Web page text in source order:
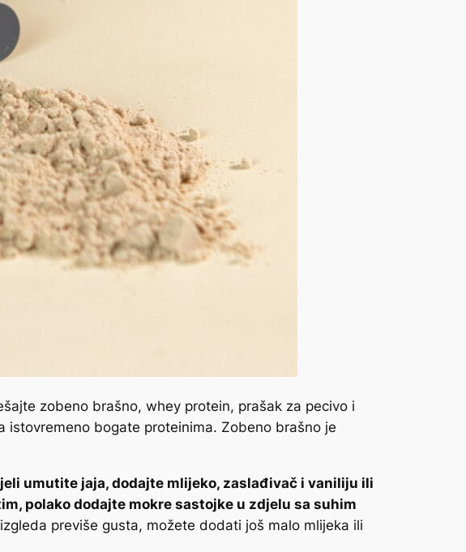
zobeno brašno, whey protein, prašak za pecivo i
istovremeno bogate proteinima. Zobeno brašno je
umutite jaja, dodajte mlijeko, zaslađivač i vaniliju ili
polako dodajte mokre sastojke u zdjelu sa suhim
previše gusta, možete dodati još malo mlijeka ili